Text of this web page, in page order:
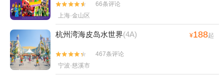


66条评论
上海·金山区
杭州湾海皮岛水世界(4A) ¥188起


467条评论
宁波·慈溪市